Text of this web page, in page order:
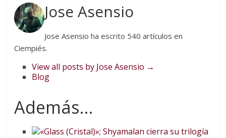
Jose Asensio
Jose Asensio ha escrito 540 artículos en
Ciempiés.
View all posts by Jose Asensio →
Blog
Además...